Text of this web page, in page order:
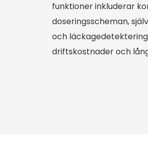
funktioner inkluderar
doseringsscheman,
och
driftskostnader och